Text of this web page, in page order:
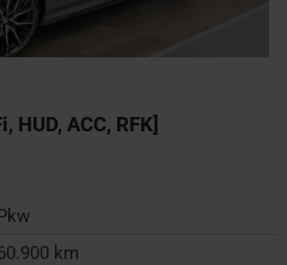
HUD, ACC, RFK]
km